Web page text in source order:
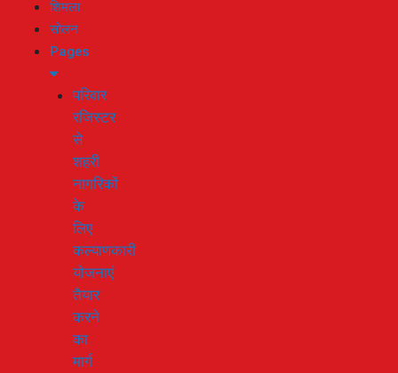
शिमला
सोलन
Pages
परिवार
रजिस्टर
से
शहरी
नागरिकों
के
लिए
कल्याणकारी
योजनाएं
तैयार
करने
का
मार्ग